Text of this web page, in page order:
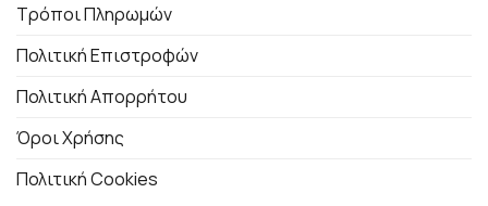
Τρόποι Πληρωμών
Πολιτική Επιστροφών
Πολιτική Απορρήτου
Όροι Χρήσης
Πολιτική Cookies